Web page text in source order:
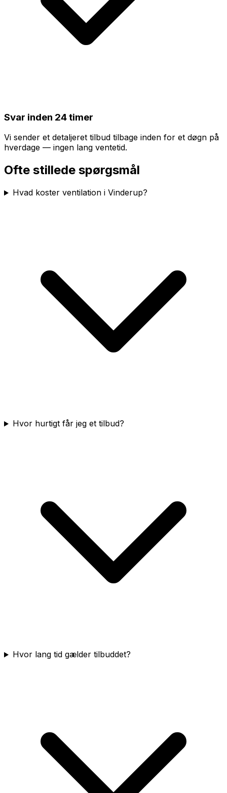
Svar inden 24 timer
Vi sender et detaljeret tilbud tilbage inden for et døgn på
hverdage — ingen lang ventetid.
Ofte stillede spørgsmål
Hvad koster ventilation i Vinderup?
Hvor hurtigt får jeg et tilbud?
Hvor lang tid gælder tilbuddet?